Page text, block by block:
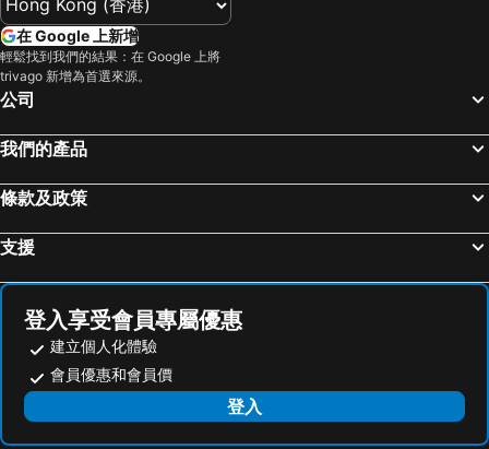
在 Google 上新增
輕鬆找到我們的結果：在 Google 上將
trivago 新增為首選來源。
公司
我們的產品
條款及政策
支援
登入享受會員專屬優惠
建立個人化體驗
會員優惠和會員價
登入